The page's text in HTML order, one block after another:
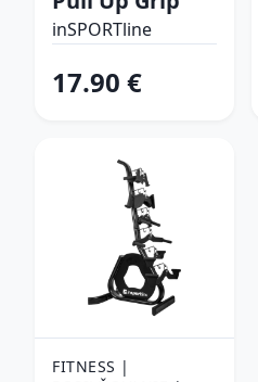
ZÁVESNÉ SYSTÉMY |
ZÁVESNÉ ADAPTÉRY
inSPORTline
17.90 €
FITNESS |